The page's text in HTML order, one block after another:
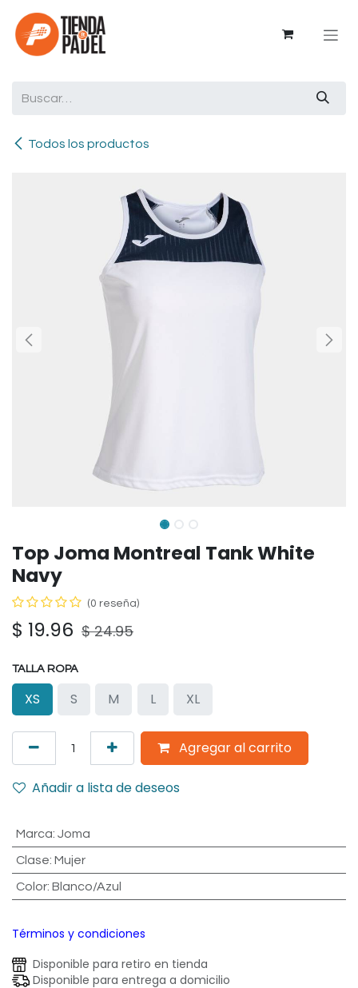
Ir al contenido
Todos los productos
Top Joma Montreal Tank White
Navy
(0 reseña)
$ 19.96 $24.95
TALLA ROPA
XS S M L XL
Agregar al carrito
Añadir a lista de deseos
Marca: Joma
Clase: Mujer
Color: Blanco/Azul
Términos y condiciones
Disponible para retiro en tienda
Disponible para entrega a domicilio